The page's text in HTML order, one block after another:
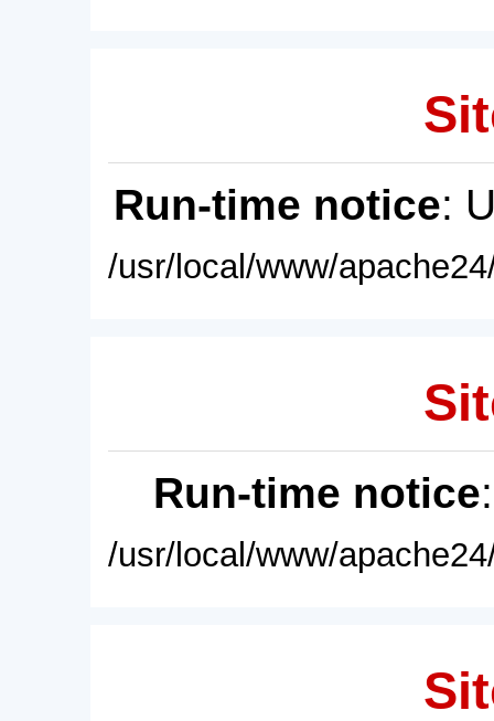
Run-time notice:
/usr/local/www/
Run-time notice
/usr/local/www/